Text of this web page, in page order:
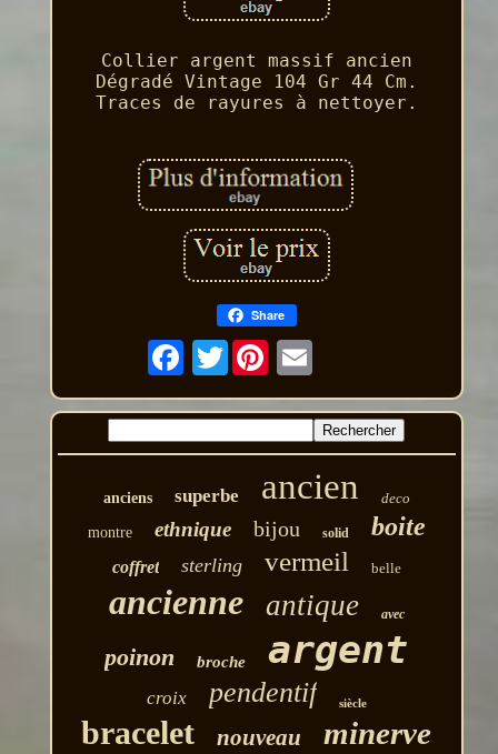
Collier argent massif ancien
Dégradé Vintage 104 Gr 44 Cm.
Traces de rayures à nettoyer.
Share
Twitter
anciens superbe ancien deco
montre ethnique bijou solid boite
coffret sterling vermeil belle
ancienne antique avec
poinon broche argent
croix pendentif siècle
bracelet nouveau minerve